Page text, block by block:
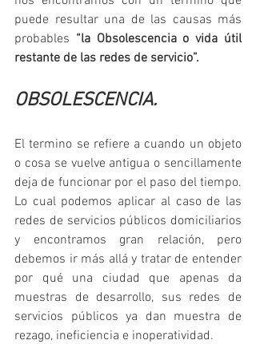
puede resultar una de las causas más
probables “la Obsolescencia o vida útil
restante de las redes de servicio”.
OBSOLESCENCIA.
El termino se refiere a cuando un objeto
o cosa se vuelve antigua o sencillamente
deja de funcionar por el paso del tiempo.
Lo cual podemos aplicar al caso de las
redes de servicios públicos domiciliarios
y encontramos gran relación, pero
debemos ir más allá y tratar de entender
por qué una ciudad que apenas da
muestras de desarrollo, sus redes de
servicios públicos ya dan muestra de
rezago, ineficiencia e inoperatividad.